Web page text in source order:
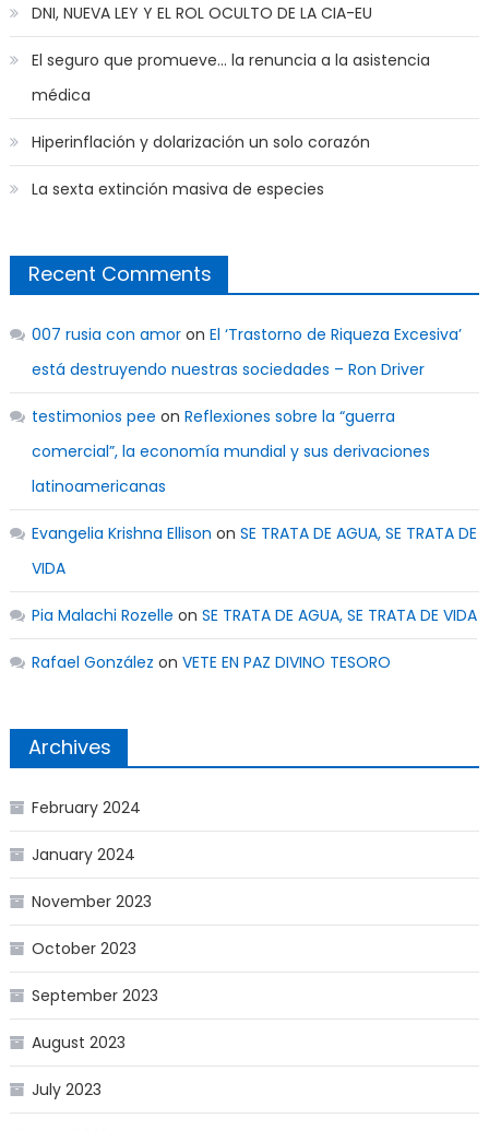
DNI, NUEVA LEY Y EL ROL OCULTO DE LA CIA-EU
El seguro que promueve… la renuncia a la asistencia
médica
Hiperinflación y dolarización un solo corazón
La sexta extinción masiva de especies
Recent Comments
007 rusia con amoron El ‘Trastorno de Riqueza Excesiva’
está destruyendo nuestras sociedades – Ron Driver
testimonios pee on Reflexiones sobre la “guerra
comercial”, la economía mundial y sus derivaciones
latinoamericanas
Evangelia Krishna Ellison on SE TRATA DE AGUA, SE TRATA DE
VIDA
Pia Malachi Rozelle on SE TRATA DE AGUA, SE TRATA DE VIDA
Rafael González on VETE EN PAZ DIVINO TESORO
Archives
February 2024
January 2024
November 2023
October 2023
September 2023
August 2023
July 2023